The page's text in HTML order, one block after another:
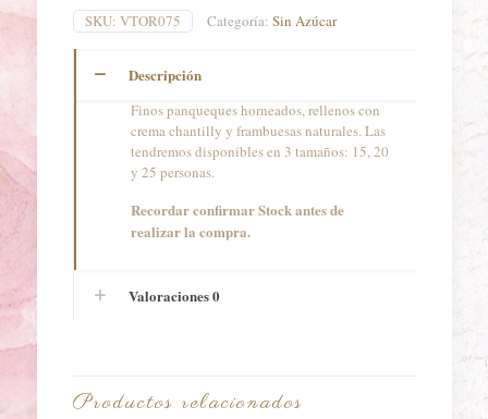
SKU: VTOR075 Categoría: Sin Azúcar
Descripción
Finos panqueques horneados, rellenos con
crema chantilly y frambuesas naturales. Las
tendremos disponibles en 3 tamaños: 15, 20
y 25 personas.
Recordar confirmar Stock antes de
realizar la compra.
Valoraciones0
Productos relacionados